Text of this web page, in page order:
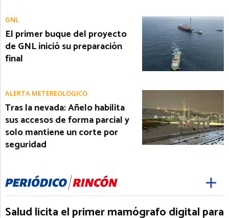
GNL
El primer buque del proyecto
de GNL inició su preparación
final
ALERTA METEREOLÓGICO
Tras la nevada: Añelo habilita
sus accesos de forma parcial y
solo mantiene un corte por
seguridad
Salud licita el primer mamógrafo digital para